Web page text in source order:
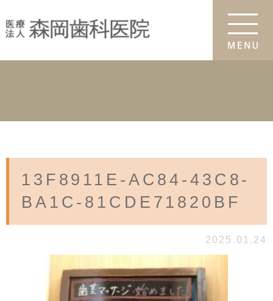
13F8911E-AC84-43C8-
BA1C-81CDE71820BF
2025.01.24